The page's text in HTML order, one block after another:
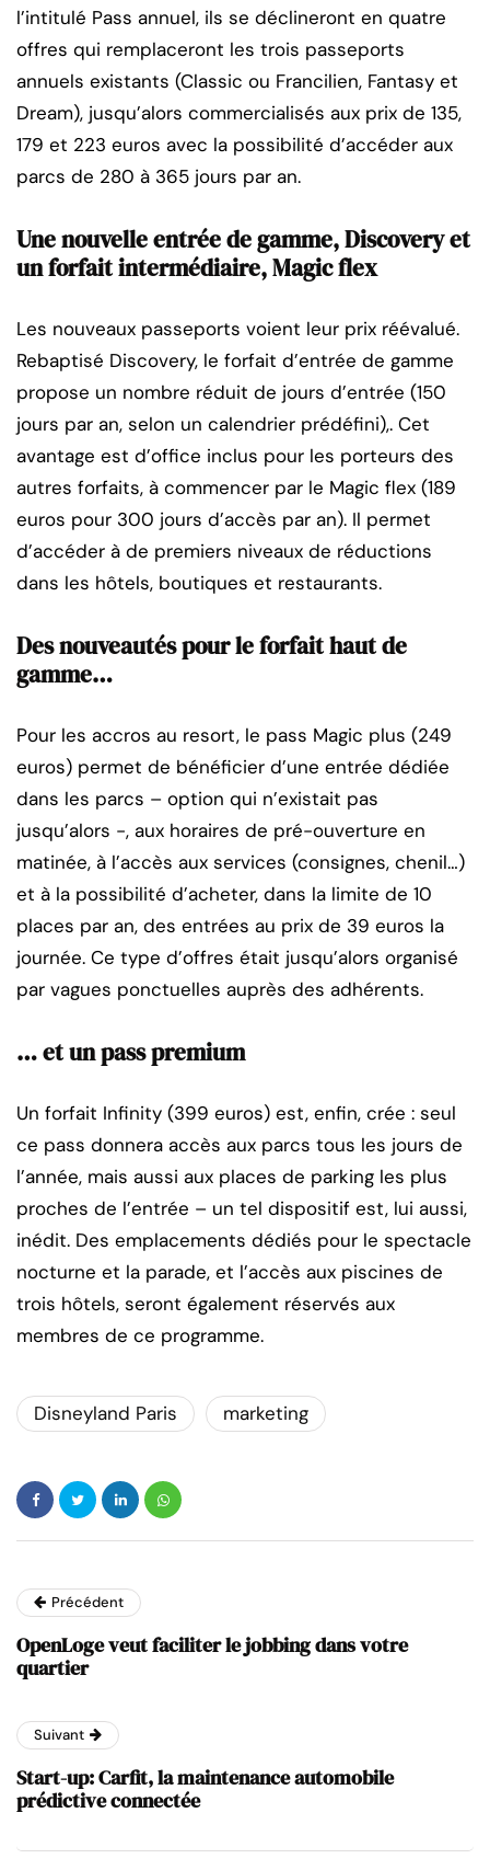
l’intitulé Pass annuel, ils se déclineront en quatre
offres qui remplaceront les trois passeports
annuels existants (Classic ou Francilien, Fantasy et
Dream), jusqu’alors commercialisés aux prix de 135,
179 et 223 euros avec la possibilité d’accéder aux
parcs de 280 à 365 jours par an.
Une nouvelle entrée de gamme, Discovery et
un forfait intermédiaire, Magic flex
Les nouveaux passeports voient leur prix réévalué.
Rebaptisé Discovery, le forfait d’entrée de gamme
propose un nombre réduit de jours d’entrée (150
jours par an, selon un calendrier prédéfini),. Cet
avantage est d’office inclus pour les porteurs des
autres forfaits, à commencer par le Magic flex (189
euros pour 300 jours d’accès par an). Il permet
d’accéder à de premiers niveaux de réductions
dans les hôtels, boutiques et restaurants.
Des nouveautés pour le forfait haut de
gamme…
Pour les accros au resort, le pass Magic plus (249
euros) permet de bénéficier d’une entrée dédiée
dans les parcs – option qui n’existait pas
jusqu’alors -, aux horaires de pré-ouverture en
matinée, à l’accès aux services (consignes, chenil…)
et à la possibilité d’acheter, dans la limite de 10
places par an, des entrées au prix de 39 euros la
journée. Ce type d’offres était jusqu’alors organisé
par vagues ponctuelles auprès des adhérents.
… et un pass premium
Un forfait Infinity (399 euros) est, enfin, crée : seul
ce pass donnera accès aux parcs tous les jours de
l’année, mais aussi aux places de parking les plus
proches de l’entrée – un tel dispositif est, lui aussi,
inédit. Des emplacements dédiés pour le spectacle
nocturne et la parade, et l’accès aux piscines de
trois hôtels, seront également réservés aux
membres de ce programme.
Disneyland Paris marketing
Précédent
OpenLoge veut faciliter le jobbing dans votre
quartier
Suivant
Start-up: Carfit, la maintenance automobile
prédictive connectée